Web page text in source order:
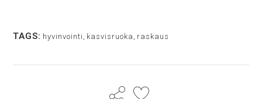
TAGS: hyvinvointi kasvisruoka raskaus